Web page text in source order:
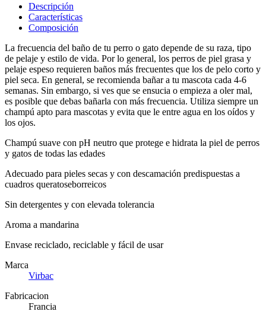
Descripción
Características
Composición
La frecuencia del baño de tu perro o gato depende de su raza, tipo
de pelaje y estilo de vida. Por lo general, los perros de piel grasa y
pelaje espeso requieren baños más frecuentes que los de pelo corto y
piel seca. En general, se recomienda bañar a tu mascota cada 4-6
semanas. Sin embargo, si ves que se ensucia o empieza a oler mal,
es posible que debas bañarla con más frecuencia. Utiliza siempre un
champú apto para mascotas y evita que le entre agua en los oídos y
los ojos.
Champú suave con pH neutro que protege e hidrata la piel de perros
y gatos de todas las edades
Adecuado para pieles secas y con descamación predispuestas a
cuadros queratoseborreicos
Sin detergentes y con elevada tolerancia
Aroma a mandarina
Envase reciclado, reciclable y fácil de usar
Marca
Virbac
Fabricacion
Francia